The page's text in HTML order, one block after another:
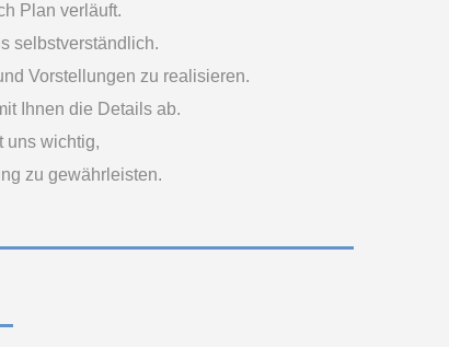
Plan verläuft.
selbstverständlich.
Vorstellungen zu realisieren.
Ihnen die Details ab.
uns wichtig,
zu gewährleisten.